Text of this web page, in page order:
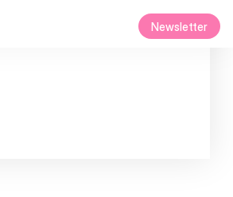
Newsletter